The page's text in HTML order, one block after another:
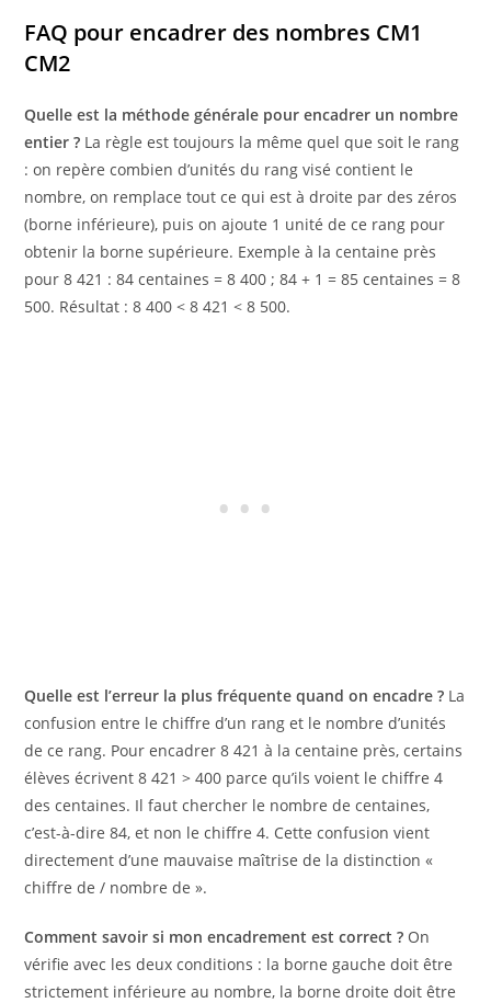
FAQ pour encadrer des nombres CM1
CM2
Quelle est la méthode générale pour encadrer un nombre
entier ? La règle est toujours la même quel que soit le rang
: on repère combien d’unités du rang visé contient le
nombre, on remplace tout ce qui est à droite par des zéros
(borne inférieure), puis on ajoute 1 unité de ce rang pour
obtenir la borne supérieure. Exemple à la centaine près
pour 8 421 : 84 centaines = 8 400 ; 84 + 1 = 85 centaines = 8
500. Résultat : 8 400 < 8 421 < 8 500.
Quelle est l’erreur la plus fréquente quand on encadre ? La
confusion entre le chiffre d’un rang et le nombre d’unités
de ce rang. Pour encadrer 8 421 à la centaine près, certains
élèves écrivent 8 421 > 400 parce qu’ils voient le chiffre 4
des centaines. Il faut chercher le nombre de centaines,
c’est-à-dire 84, et non le chiffre 4. Cette confusion vient
directement d’une mauvaise maîtrise de la distinction «
chiffre de / nombre de ».
Comment savoir si mon encadrement est correct ? On
vérifie avec les deux conditions : la borne gauche doit être
strictement inférieure au nombre, la borne droite doit être